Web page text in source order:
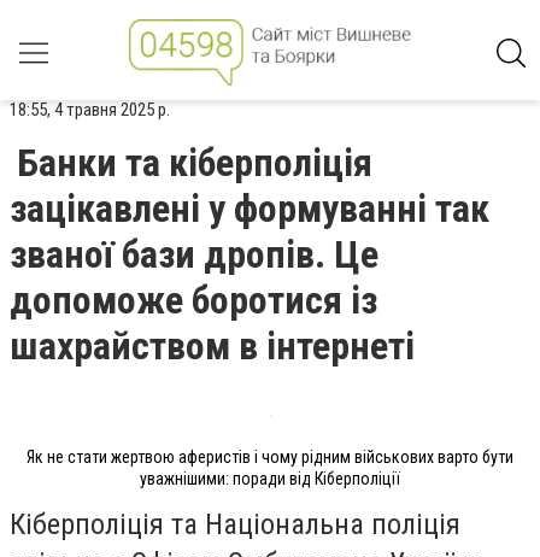
18:55, 4 травня 2025 р.
Банки та кіберполіція
зацікавлені у формуванні так
званої бази дропів. Це
допоможе боротися із
шахрайством в інтернеті
Як не стати жертвою аферистів і чому рідним військових варто бути
уважнішими: поради від Кіберполіції
Кіберполіція та Національна поліція